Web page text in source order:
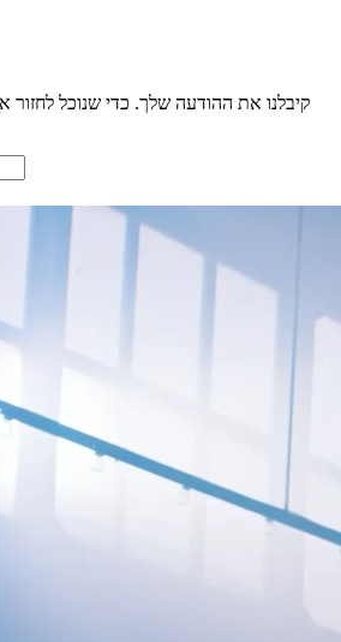
קיבלנו את ההודעה שלך. כדי שנוכל